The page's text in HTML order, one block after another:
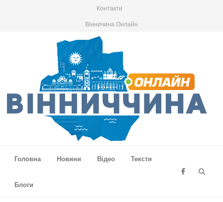
Контакти
Вінничина Онлайн
Головна
Новини Відео Тексти
Блоги